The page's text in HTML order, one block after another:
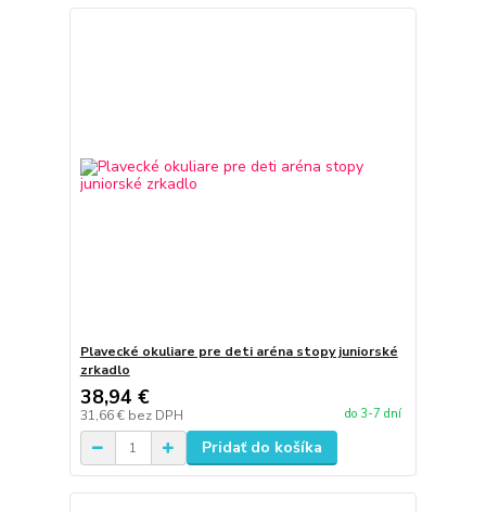
Plavecké okuliare pre deti aréna stopy juniorské
zrkadlo
38,94 €
31,66 € bez DPH do 3-7 dní
Pridať do košíka